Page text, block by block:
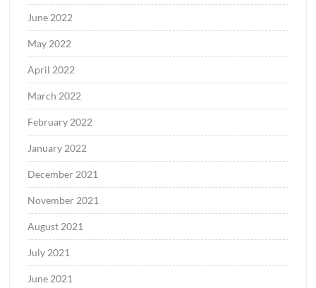
June 2022
May 2022
April 2022
March 2022
February 2022
January 2022
December 2021
November 2021
August 2021
July 2021
June 2021